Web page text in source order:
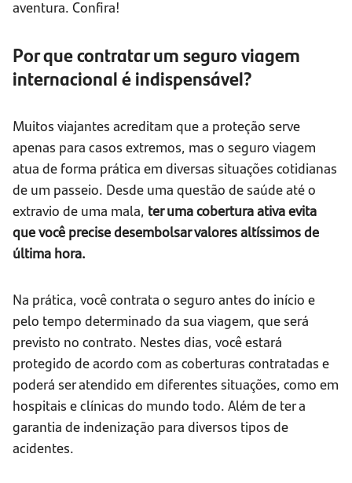
aventura. Confira!
Por que contratar um seguro viagem
internacional é indispensável?
Muitos viajantes acreditam que a proteção serve
apenas para casos extremos, mas o seguro viagem
atua de forma prática em diversas situações cotidianas
de um passeio. Desde uma questão de saúde até o
extravio de uma mala, ter uma cobertura ativa evita
que você precise desembolsar valores altíssimos de
última hora.
Na prática, você contrata o seguro antes do início e
pelo tempo determinado da sua viagem, que será
previsto no contrato. Nestes dias, você estará
protegido de acordo com as coberturas contratadas e
poderá ser atendido em diferentes situações, como em
hospitais e clínicas do mundo todo. Além de ter a
garantia de indenização para diversos tipos de
acidentes.